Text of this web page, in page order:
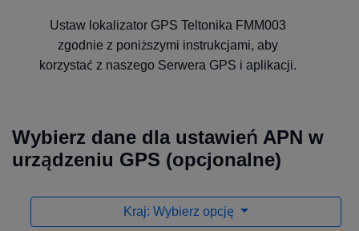
Ustaw lokalizator GPS Teltonika FMM003
zgodnie z poniższymi instrukcjami, aby
korzystać z naszego Serwera GPS i aplikacji.
Wybierz dane dla ustawień APN w
urządzeniu GPS (opcjonalne)
Kraj: Wybierz opcję